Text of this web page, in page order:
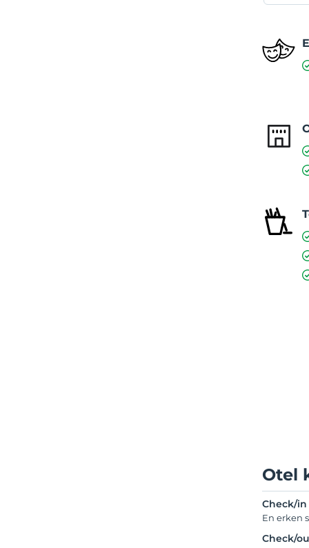
Otel
Check/in
En erken
Check/